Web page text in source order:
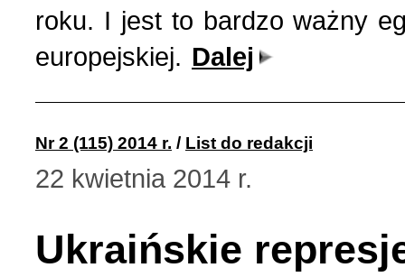
roku. I jest to bardzo ważny
europejskiej. Dalej
Nr 2 (115) 2014 r. / List do redakcji
22 kwietnia 2014 r.
Ukraińskie